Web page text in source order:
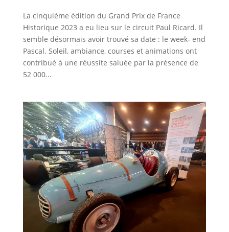
La cinquième édition du Grand Prix de France
Historique 2023 a eu lieu sur le circuit Paul Ricard. Il
semble désormais avoir trouvé sa date : le week- end
Pascal. Soleil, ambiance, courses et animations ont
contribué à une réussite saluée par la présence de
52 000...